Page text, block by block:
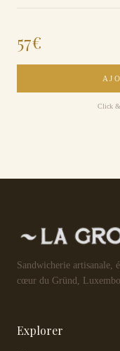
57€
Click &
Sandwicherie artisanale,
cœur du Gründ,
Explorer